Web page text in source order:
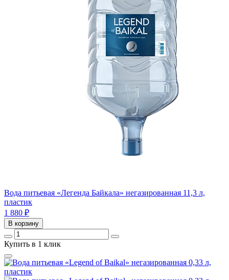
Вода питьевая «Легенда Байкала» негазированная 11,3 л,
пластик
1 880 ₽
В корзину
Купить в 1 клик